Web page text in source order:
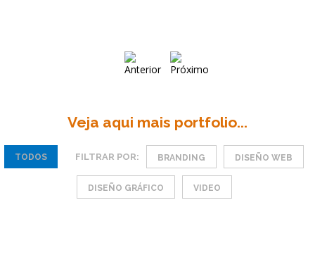
Veja aqui mais portfolio...
TODOS FILTRAR POR: BRANDING DISEÑO WEB
DISEÑO GRÁFICO VIDEO